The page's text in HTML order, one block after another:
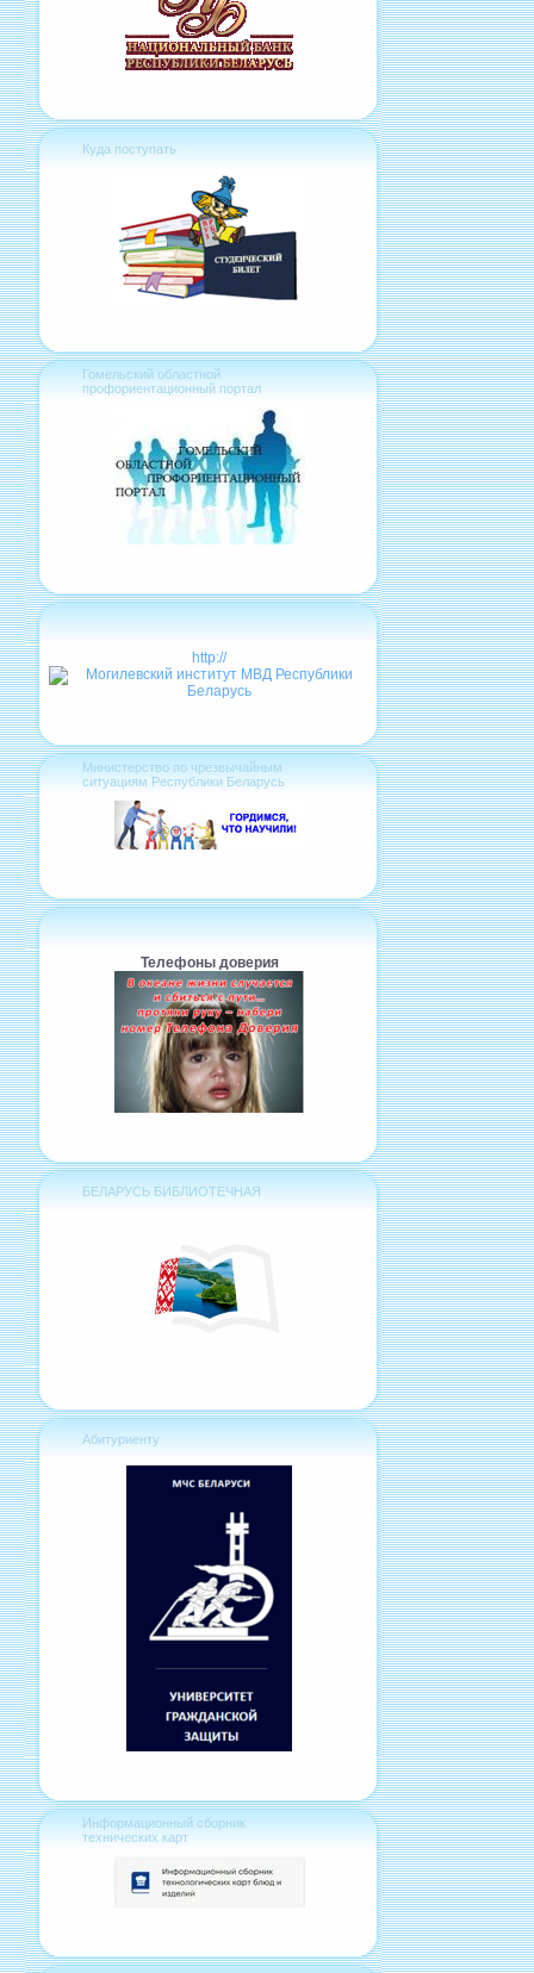
Куда поступать
Гомельский областной
профориентационный портал
http://
Министерство по чрезвычайным
ситуациям Республики Беларусь
Телефоны доверия
БЕЛАРУСЬ БИБЛИОТЕЧНАЯ
Абитуриенту
Информационный сборник
технических карт